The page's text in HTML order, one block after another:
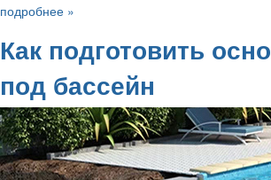
подробнее »
Как подготовить
под бассейн